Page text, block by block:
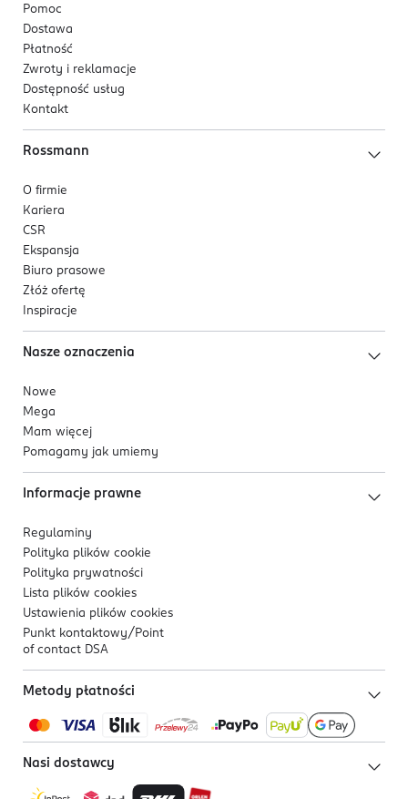
77491, CI 77499, CI 77288, CI 77007.
Pomoc
Dostawa
Płatność
Zwroty i reklamacje
Dostępność usług
Kontakt
Rossmann
O firmie
Kariera
CSR
Ekspansja
Biuro prasowe
Złóż ofertę
Inspiracje
Nasze oznaczenia
Nowe
Mega
Mam więcej
Pomagamy jak umiemy
Informacje prawne
Regulaminy
Polityka plików cookie
Polityka prywatności
Lista plików cookies
Ustawienia plików cookies
Punkt kontaktowy/ Point
of contact DSA
Metody płatności
Nasi dostawcy